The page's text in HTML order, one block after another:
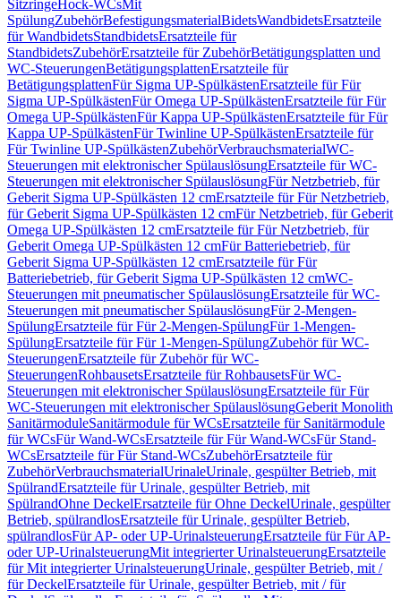
SitzringeHock-WCsMit
SpülungZubehörBefestigungsmaterialBidetsWandbidetsErsatzteile
für WandbidetsStandbidetsErsatzteile für
StandbidetsZubehörErsatzteile für ZubehörBetätigungsplatten und
WC-SteuerungenBetätigungsplattenErsatzteile für
BetätigungsplattenFür Sigma UP-SpülkästenErsatzteile für Für
Sigma UP-SpülkästenFür Omega UP-SpülkästenErsatzteile für Für
Omega UP-SpülkästenFür Kappa UP-SpülkästenErsatzteile für Für
Kappa UP-SpülkästenFür Twinline UP-SpülkästenErsatzteile für
Für Twinline UP-SpülkästenZubehörVerbrauchsmaterialWC-
Steuerungen mit elektronischer SpülauslösungErsatzteile für WC-
Steuerungen mit elektronischer SpülauslösungFür Netzbetrieb, für
Geberit Sigma UP-Spülkästen 12 cmErsatzteile für Für Netzbetrieb,
für Geberit Sigma UP-Spülkästen 12 cmFür Netzbetrieb, für Geberit
Omega UP-Spülkästen 12 cmErsatzteile für Für Netzbetrieb, für
Geberit Omega UP-Spülkästen 12 cmFür Batteriebetrieb, für
Geberit Sigma UP-Spülkästen 12 cmErsatzteile für Für
Batteriebetrieb, für Geberit Sigma UP-Spülkästen 12 cmWC-
Steuerungen mit pneumatischer SpülauslösungErsatzteile für WC-
Steuerungen mit pneumatischer SpülauslösungFür 2-Mengen-
SpülungErsatzteile für Für 2-Mengen-SpülungFür 1-Mengen-
SpülungErsatzteile für Für 1-Mengen-SpülungZubehör für WC-
SteuerungenErsatzteile für Zubehör für WC-
SteuerungenRohbausetsErsatzteile für RohbausetsFür WC-
Steuerungen mit elektronischer SpülauslösungErsatzteile für Für
WC-Steuerungen mit elektronischer SpülauslösungGeberit Monolith
SanitärmoduleSanitärmodule für WCsErsatzteile für Sanitärmodule
für WCsFür Wand-WCsErsatzteile für Für Wand-WCsFür Stand-
WCsErsatzteile für Für Stand-WCsZubehörErsatzteile für
ZubehörVerbrauchsmaterialUrinaleUrinale, gespülter Betrieb, mit
SpülrandErsatzteile für Urinale, gespülter Betrieb, mit
SpülrandOhne DeckelErsatzteile für Ohne DeckelUrinale, gespülter
Betrieb, spülrandlosErsatzteile für Urinale, gespülter Betrieb,
spülrandlosFür AP- oder UP-UrinalsteuerungErsatzteile für Für AP-
oder UP-UrinalsteuerungMit integrierter UrinalsteuerungErsatzteile
für Mit integrierter UrinalsteuerungUrinale, gespülter Betrieb, mit /
für DeckelErsatzteile für Urinale, gespülter Betrieb, mit / für